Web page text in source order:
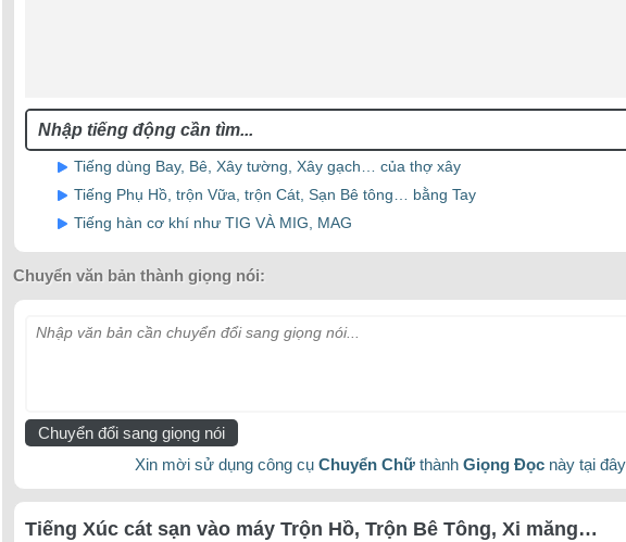
Tiếng dùng Bay, Bê, Xây tường, Xây gạch… của thợ xây
Tiếng Phụ Hồ, trộn Vữa, trộn Cát, Sạn Bê tông… bằng Tay
Tiếng hàn cơ khí như TIG VÀ MIG, MAG
Chuyển văn bản thành giọng nói:
Nhập văn bản cần chuyển đổi sang giọng nói...
Chuyển đổi sang giọng nói
Xin mời sử dụng công cụ Chuyển Chữ thành Giọng Đọc này tại
Tiếng Xúc cát sạn vào máy Trộn Hồ, Trộn Bê Tông, Xi măng…